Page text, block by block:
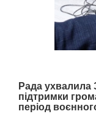
Рада ухвалила
підтримки
період